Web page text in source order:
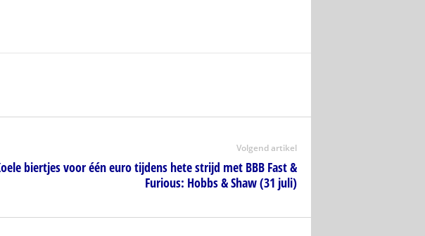
Volgend artikel
biertjes voor één euro tijdens hete strijd met BBB Fast &
Furious: Hobbs & Shaw (31 juli)